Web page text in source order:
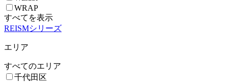
WRAP
すべてを表示
REISMシリーズ
エリア
すべてのエリア
千代田区